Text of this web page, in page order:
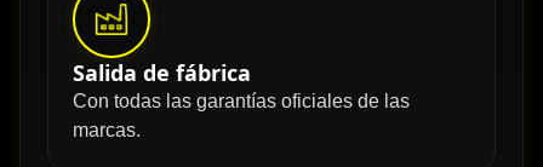
Salida de fábrica
Con todas las garantías oficiales de las
marcas.